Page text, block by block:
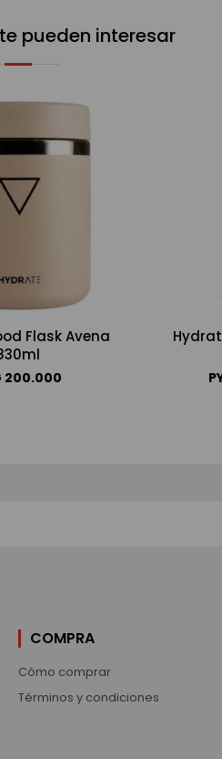
pueden interesar
Flask Avena
200.000
COMPRA
Cómo comprar
Términos y condiciones